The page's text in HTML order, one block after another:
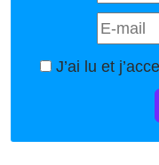
J’ai lu et